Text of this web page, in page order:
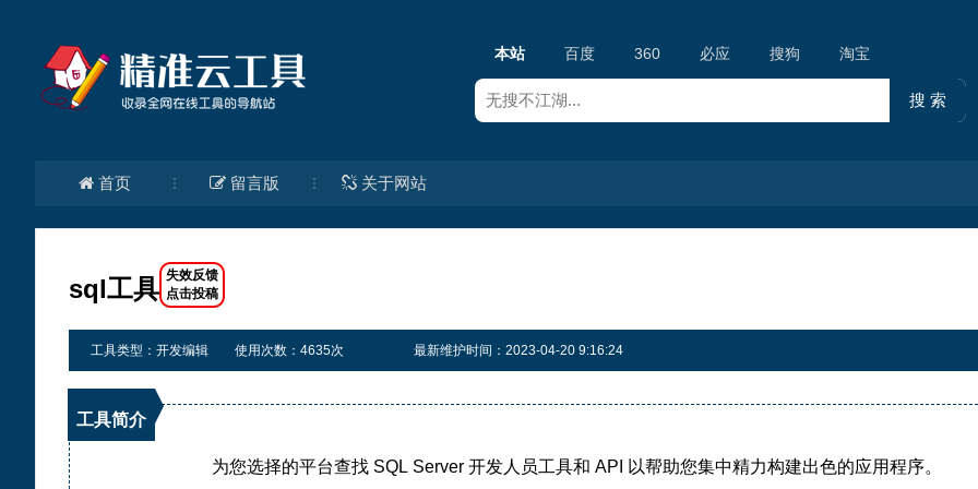
本站 百度 360 必应 搜狗 淘宝
首页 留言版 关于网站
sql工具
工具类型：开发编辑 使用次数：4635次 最新维护时间：2023-04-20 9:16:24
工具简介
为您选择的平台查找 SQL Server 开发人员工具和 API 以帮助您集中精力构建出色的应用程序。